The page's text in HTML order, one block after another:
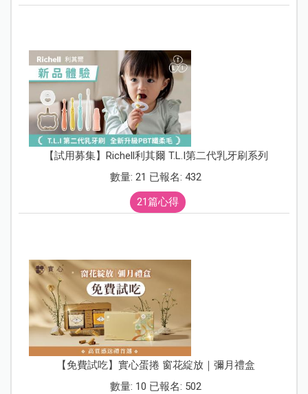
【試用募集】Richell利其爾 T.L.I第二代乳牙刷系列
數量: 21 已報名: 432
21篇心得
【免費試吃】實心蛋捲 窗花綻放｜彌月禮盒
數量: 10 已報名: 502